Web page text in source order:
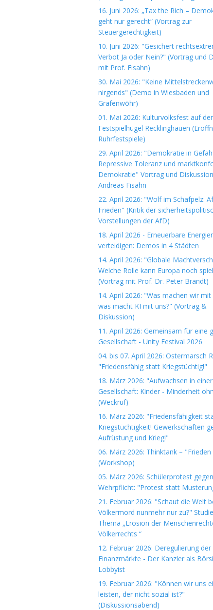
16. Juni 2026: „Tax the Rich –
geht nur gerecht“ (Vortrag zur
Steuergerechtigkeit)
10. Juni 2026: "Gesichert
Verbot Ja oder Nein?" (Vortrag und
mit Prof. Fisahn)
30. Mai 2026: "Keine
nirgends" (Demo in Wiesbaden und
Grafenwöhr)
01. Mai 2026: Kulturvolksfest auf
Festspielhügel Recklinghauen
Ruhrfestspiele)
29. April 2026: "Demokratie in
Repressive Toleranz und
Demokratie" Vortrag und
Andreas Fisahn
22. April 2026: "Wolf im Schafpelz:
Frieden" (Kritik der
Vorstellungen der AfD)
18. April 2026 - Erneuerbare
verteidigen: Demos in 4 Städten
14. April 2026: "Globale
Welche Rolle kann Europa noch
(Vortrag mit Prof. Dr. Peter Brandt)
14. April 2026: "Was machen wir mit
was macht KI mit uns?" (Vortrag &
Diskussion)
11. April 2026: Gemeinsam für eine
Gesellschaft - Unity Festival 2026
04. bis 07. April 2026: Ostermarsch
"Friedensfähig statt Kriegstüchtig!"
18. März 2026: "Aufwachsen in
Gesellschaft: Kinder - Minderheit
(Weckruf)
16. März 2026: "Friedensfähigkeit
Kriegstüchtigkeit! Gewerkschaften
Aufrüstung und Krieg!"
06. März 2026: Thinktank –
(Workshop)
05. März 2026: Schülerprotest gegen
Wehrpflicht: "Protest statt
21. Februar 2026: "Schaut die Welt
Völkermord nunmehr nur zu?"
Thema „Erosion der
Völkerrechts “
12. Februar 2026: Deregulierung der
Finanzmärkte - Der Kanzler als
Lobbyist
19. Februar 2026: "Können wir uns
leisten, der nicht sozial ist?"
(Diskussionsabend)